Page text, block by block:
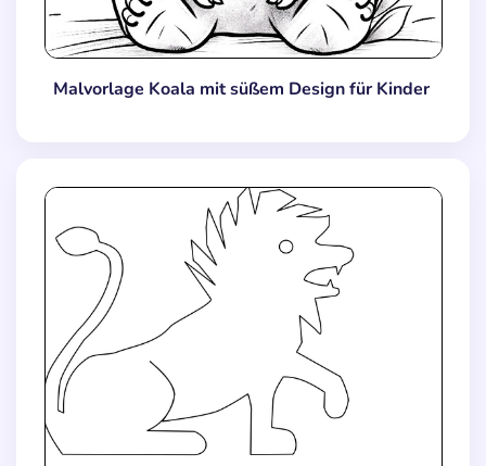
Malvorlage Koala mit süßem Design für Kinder